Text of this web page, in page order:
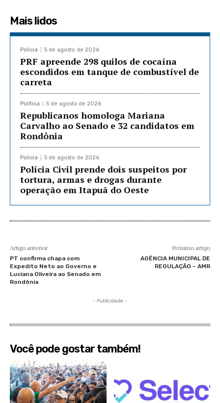
Mais lidos
Policia 5 de agosto de 2026
PRF apreende 298 quilos de cocaína
escondidos em tanque de combustível de
carreta
Política 5 de agosto de 2026
Republicanos homologa Mariana
Carvalho ao Senado e 32 candidatos em
Rondônia
Policia 5 de agosto de 2026
Polícia Civil prende dois suspeitos por
tortura, armas e drogas durante
operação em Itapuã do Oeste
Artigo anterior
PT confirma chapa com
Expedito Neto ao Governo e
Luciana Oliveira ao Senado em
Rondônia
Próximo artigo
AGÊNCIA MUNICIPAL DE
REGULAÇÃO – AMR
- Publicidade -
Você pode gostar também!